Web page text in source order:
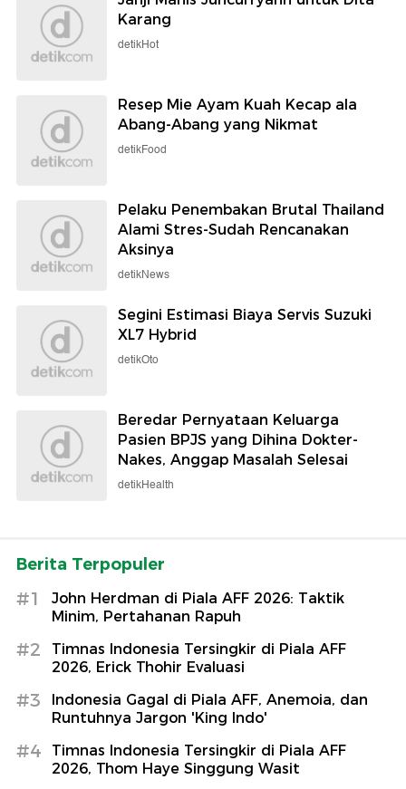
Karang
detikHot
Resep Mie Ayam Kuah Kecap ala
Abang-Abang yang Nikmat
detikFood
Pelaku Penembakan Brutal Thailand
Alami Stres-Sudah Rencanakan
Aksinya
detikNews
Segini Estimasi Biaya Servis Suzuki
XL7 Hybrid
detikOto
Beredar Pernyataan Keluarga
Pasien BPJS yang Dihina Dokter-
Nakes, Anggap Masalah Selesai
detikHealth
Berita Terpopuler
#1
John Herdman di Piala AFF 2026: Taktik
Minim, Pertahanan Rapuh
#2
Timnas Indonesia Tersingkir di Piala AFF
2026, Erick Thohir Evaluasi
#3
Indonesia Gagal di Piala AFF, Anemoia, dan
Runtuhnya Jargon 'King Indo'
#4
Timnas Indonesia Tersingkir di Piala AFF
2026, Thom Haye Singgung Wasit